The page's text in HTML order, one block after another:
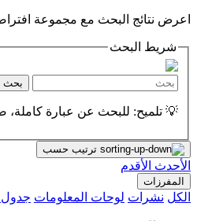
اعرض نتائج البحث مع مجموعة
شريط البحث
بحث
💡 تلميح: للبحث عن عبارة كاملة،
ترتيب حسب
الأحدث الأقدم
المفرزات
الكل نشرات لوحات المعلومات جدول